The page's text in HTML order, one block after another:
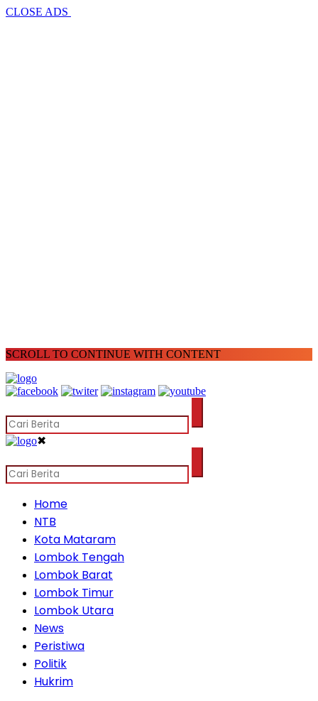
CLOSE ADS
SCROLL TO CONTINUE WITH CONTENT
✖
Home
NTB
Kota Mataram
Lombok Tengah
Lombok Barat
Lombok Timur
Lombok Utara
News
Peristiwa
Politik
Hukrim